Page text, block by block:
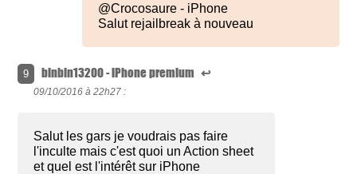
@Crocosaure - iPhone
Salut rejailbreak à nouveau
9 binbin13200 - iPhone premium ↩
09/10/2016 à 22h27 :
Salut les gars je voudrais pas faire
l'inculte mais c'est quoi un Action sheet
et quel est l'intérêt sur iPhone